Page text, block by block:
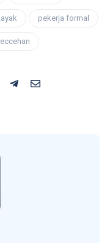
pekerja formal